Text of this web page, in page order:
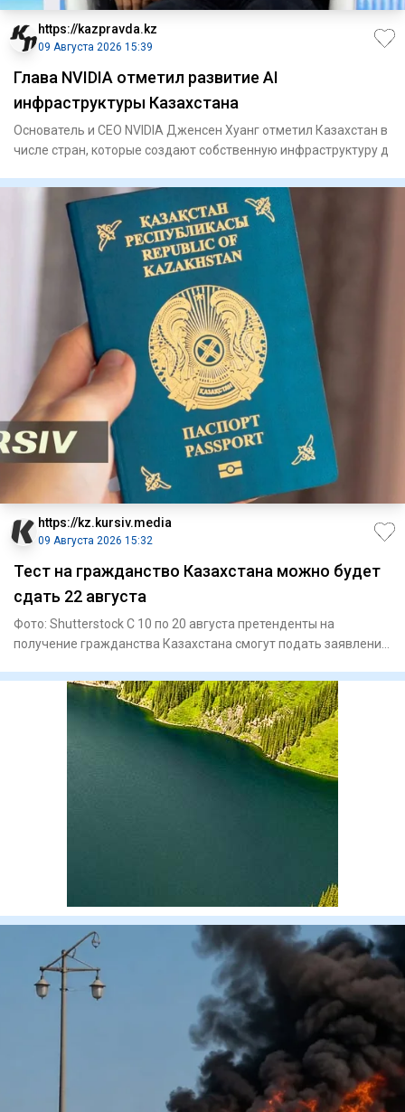
https://kazpravda.kz
09 Августа 2026 15:39
Глава NVIDIA отметил развитие AI
инфраструктуры Казахстана
Основатель и CEO NVIDIA Дженсен Хуанг отметил Казахстан в
числе стран, которые создают собственную инфраструктуру д
https://kz.kursiv.media
09 Августа 2026 15:32
Тест на гражданство Казахстана можно будет
сдать 22 августа
Фото: Shutterstock С 10 по 20 августа претенденты на
получение гражданства Казахстана смогут подать заявления